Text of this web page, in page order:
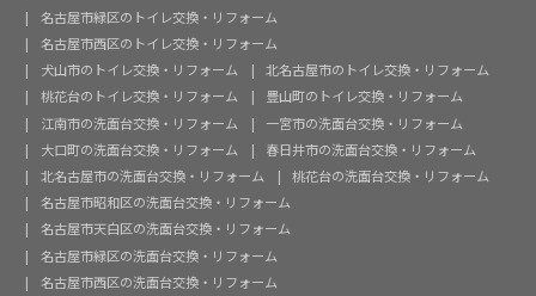
名古屋市緑区のトイレ交換・リフォーム
名古屋市西区のトイレ交換・リフォーム
犬山市のトイレ交換・リフォーム
北名古屋市のトイレ交換・リフォーム
桃花台のトイレ交換・リフォーム
豊山町のトイレ交換・リフォーム
江南市の洗面台交換・リフォーム
一宮市の洗面台交換・リフォーム
大口町の洗面台交換・リフォーム
春日井市の洗面台交換・リフォーム
北名古屋市の洗面台交換・リフォーム
桃花台の洗面台交換・リフォーム
名古屋市昭和区の洗面台交換・リフォーム
名古屋市天白区の洗面台交換・リフォーム
名古屋市緑区の洗面台交換・リフォーム
名古屋市西区の洗面台交換・リフォーム